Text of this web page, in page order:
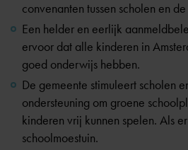
convenanten tussen scholen en
Een helder en eerlijk
ervoor dat alle kinderen in
goed onderwijs hebben.
De gemeente stimuleert scholen
ondersteuning om groene
kinderen vrij kunnen spelen. Als
schoolmoestuin.